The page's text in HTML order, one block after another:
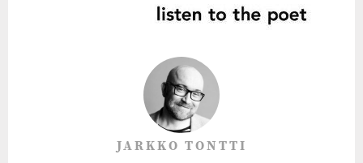
JARKKO TONTTI